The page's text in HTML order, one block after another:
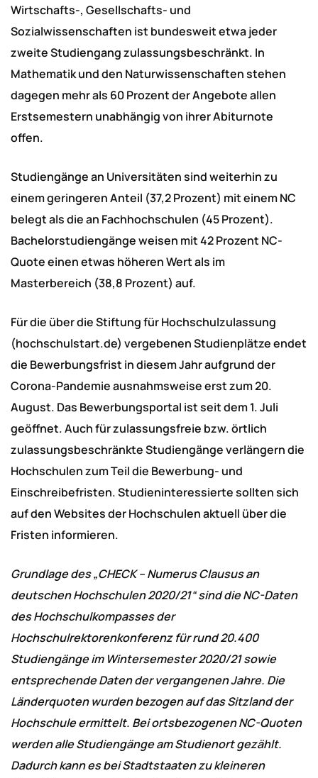
Wirtschafts-, Gesellschafts- und
Sozialwissenschaften ist bundesweit etwa jeder
zweite Studiengang zulassungsbeschränkt. In
Mathematik und den Naturwissenschaften stehen
dagegen mehr als 60 Prozent der Angebote allen
Erstsemestern unabhängig von ihrer Abiturnote
offen.
Studiengänge an Universitäten sind weiterhin zu
einem geringeren Anteil (37,2 Prozent) mit einem NC
belegt als die an Fachhochschulen (45 Prozent).
Bachelorstudiengänge weisen mit 42 Prozent NC-
Quote einen etwas höheren Wert als im
Masterbereich (38,8 Prozent) auf.
Für die über die Stiftung für Hochschulzulassung
(hochschulstart.de) vergebenen Studienplätze endet
die Bewerbungsfrist in diesem Jahr aufgrund der
Corona-Pandemie ausnahmsweise erst zum 20.
August. Das Bewerbungsportal ist seit dem 1. Juli
geöffnet. Auch für zulassungsfreie bzw. örtlich
zulassungsbeschränkte Studiengänge verlängern die
Hochschulen zum Teil die Bewerbung- und
Einschreibefristen. Studieninteressierte sollten sich
auf den Websites der Hochschulen aktuell über die
Fristen informieren.
Grundlage des „CHECK – Numerus Clausus an
deutschen Hochschulen 2020/21“ sind die NC-Daten
des Hochschulkompasses der
Hochschulrektorenkonferenz für rund 20.400
Studiengänge im Wintersemester 2020/21 sowie
entsprechende Daten der vergangenen Jahre. Die
Länderquoten wurden bezogen auf das Sitzland der
Hochschule ermittelt. Bei ortsbezogenen NC-Quoten
werden alle Studiengänge am Studienort gezählt.
Dadurch kann es bei Stadtstaaten zu kleineren